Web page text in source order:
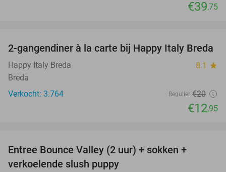
€39,75
35%
2-gangendiner à la carte bij Happy Italy Breda
Happy Italy Breda 8.1 star
Breda
Verkocht: 3.764
Regulier €20
€12,95
Entree Bounce Valley (2 uur) + sokken +
verkoelende slush puppy